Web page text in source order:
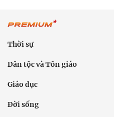
Thời sự
Dân tộc và Tôn giáo
Giáo dục
Đời sống